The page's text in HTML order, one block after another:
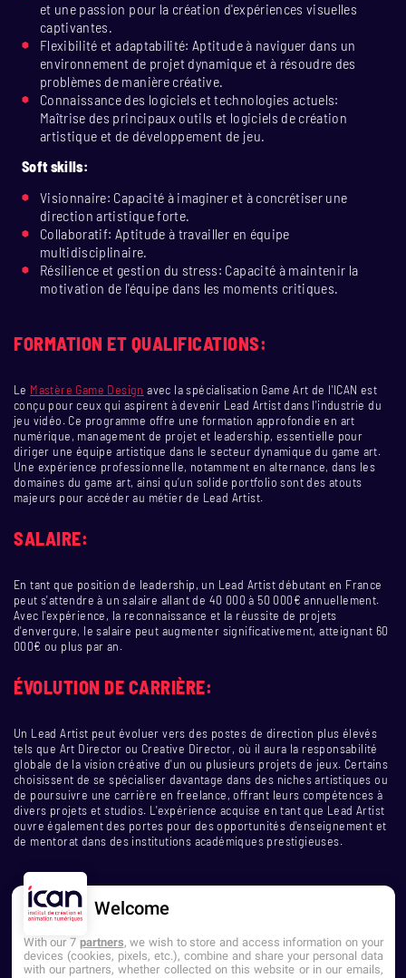
et une passion pour la création d'expériences visuelles
captivantes.
Flexibilité et adaptabilité: Aptitude à naviguer dans un
environnement de projet dynamique et à résoudre des
problèmes de manière créative.
Connaissance des logiciels et technologies actuels:
Maîtrise des principaux outils et logiciels de création
artistique et de développement de jeu.
Soft skills:
Visionnaire: Capacité à imaginer et à concrétiser une
direction artistique forte.
Collaboratif: Aptitude à travailler en équipe
multidisciplinaire.
Résilience et gestion du stress: Capacité à maintenir la
motivation de l'équipe dans les moments critiques.
FORMATION ET QUALIFICATIONS:
Le Mastère Game Design avec la spécialisation Game Art de l'ICAN est
conçu pour ceux qui aspirent à devenir Lead Artist dans l'industrie du
jeu vidéo. Ce programme offre une formation approfondie en art
numérique, management de projet et leadership, essentielle pour
diriger une équipe artistique dans le secteur dynamique du game art.
Une expérience professionnelle, notamment en alternance, dans les
domaines du game art, ainsi qu’un solide portfolio sont des atouts
majeurs pour accéder au métier de Lead Artist.
SALAIRE:
En tant que position de leadership, un Lead Artist débutant en France
peut s'attendre à un salaire allant de 40 000 à 50 000€ annuellement.
Avec l'expérience, la reconnaissance et la réussite de projets
d'envergure, le salaire peut augmenter significativement, atteignant 60
000€ ou plus par an.
ÉVOLUTION DE CARRIÈRE:
Un Lead Artist peut évoluer vers des postes de direction plus élevés
tels que Art Director ou Creative Director, où il aura la responsabilité
globale de la vision créative d'un ou plusieurs projets de jeux. Certains
choisissent de se spécialiser davantage dans des niches artistiques ou
de poursuivre une carrière en freelance, offrant leurs compétences à
divers projets et studios. L'expérience acquise en tant que Lead Artist
ouvre également des portes pour des opportunités d'enseignement et
de mentorat dans des institutions académiques prestigieuses.
Welcome
With our 7 partners, we wish to store and access information on your
devices (cookies, pixels, etc.), combine and share your personal data
with our partners, whether collected on this website or in our emails,